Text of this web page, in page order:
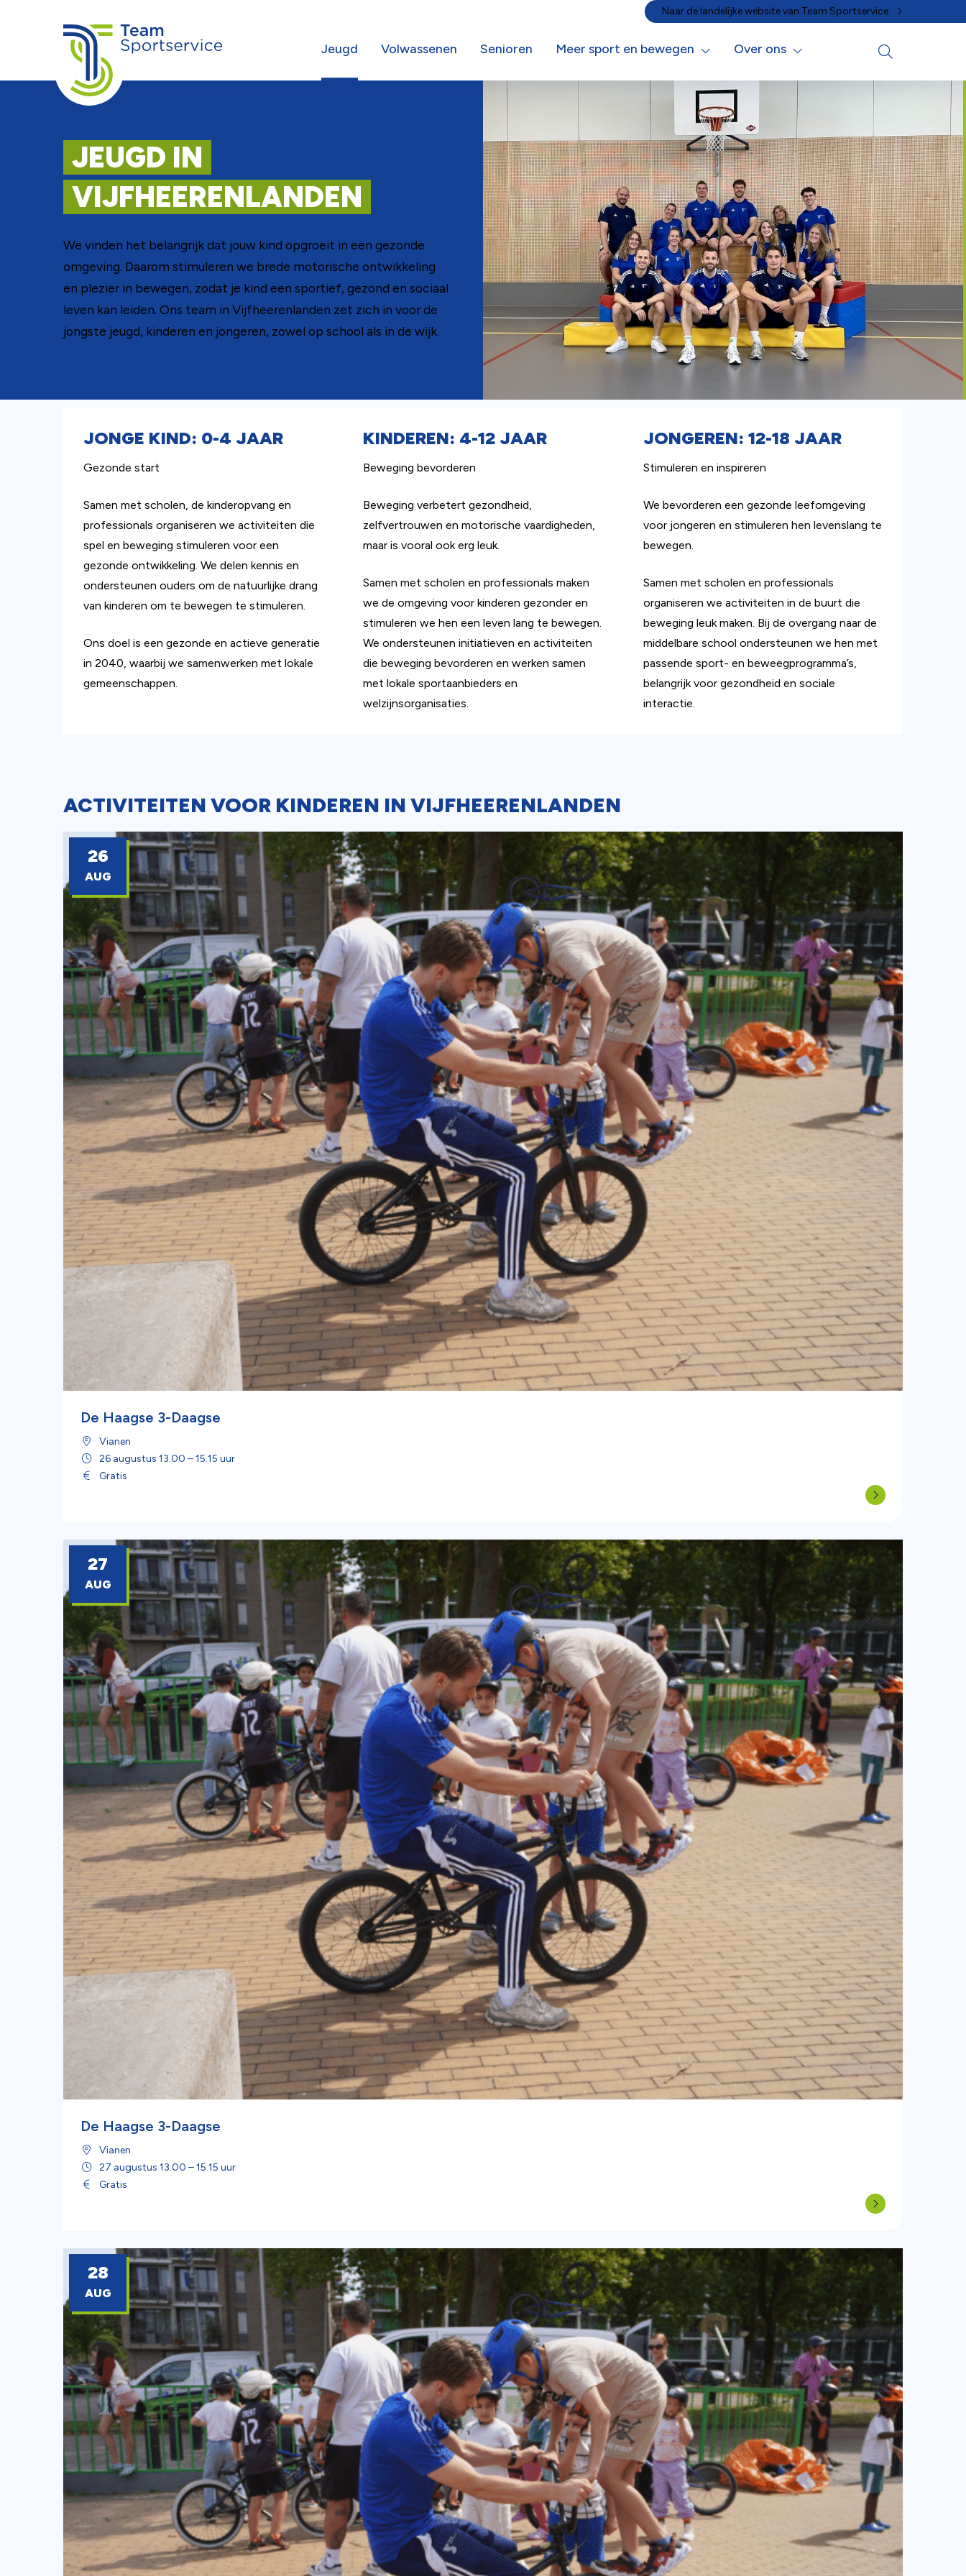
Ga naar de inhoud
Naar de landelijke website van Team Sportservice
Jeugd Volwassenen Senioren Meer sport en bewegen Over ons
JEUGD IN
VIJFHEERENLANDEN
We vinden het belangrijk dat jouw kind opgroeit in een gezonde
omgeving. Daarom stimuleren we brede motorische ontwikkeling
en plezier in bewegen, zodat je kind een sportief, gezond en sociaal
leven kan leiden. Ons team in Vijfheerenlanden zet zich in voor de
jongste jeugd, kinderen en jongeren, zowel op school als in de wijk.
JONGE KIND: 0-4 JAAR
Gezonde start
Samen met scholen, de kinderopvang en
professionals organiseren we activiteiten die
spel en beweging stimuleren voor een
gezonde ontwikkeling. We delen kennis en
ondersteunen ouders om de natuurlijke drang
van kinderen om te bewegen te stimuleren.
Ons doel is een gezonde en actieve generatie
in 2040, waarbij we samenwerken met lokale
gemeenschappen.
KINDEREN: 4-12 JAAR
Beweging bevorderen
Beweging verbetert gezondheid,
zelfvertrouwen en motorische vaardigheden,
maar is vooral ook erg leuk.
Samen met scholen en professionals maken
we de omgeving voor kinderen gezonder en
stimuleren we hen een leven lang te bewegen.
We ondersteunen initiatieven en activiteiten
die beweging bevorderen en werken samen
met lokale sportaanbieders en
welzijnsorganisaties.
JONGEREN: 12-18 JAAR
Stimuleren en inspireren
We bevorderen een gezonde leefomgeving
voor jongeren en stimuleren hen levenslang te
bewegen.
Samen met scholen en professionals
organiseren we activiteiten in de buurt die
beweging leuk maken. Bij de overgang naar de
middelbare school ondersteunen we hen met
passende sport- en beweegprogramma’s,
belangrijk voor gezondheid en sociale
interactie.
ACTIVITEITEN VOOR KINDEREN IN VIJFHEERENLANDEN
26
AUG
De Haagse 3-Daagse
Vianen
26 augustus 13.00 – 15.15 uur
Gratis
27
AUG
De Haagse 3-Daagse
Vianen
27 augustus 13.00 – 15.15 uur
Gratis
28
AUG